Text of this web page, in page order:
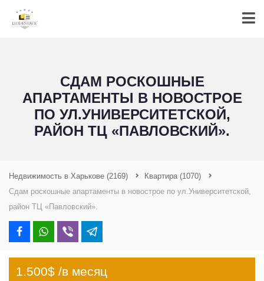
СДАМ РОСКОШНЫЕ
АПАРТАМЕНТЫ В НОВОСТРОЕ
ПО УЛ.УНИВЕРСИТЕТСКОЙ,
РАЙОН ТЦ «ПАВЛОВСКИЙ».
Недвижимость в Харькове (2169) Квартира (1070)
Сдам роскошные апартаменты в новострое по ул.Университетской,
район ТЦ «Павловский».
1.500$ /в месяц